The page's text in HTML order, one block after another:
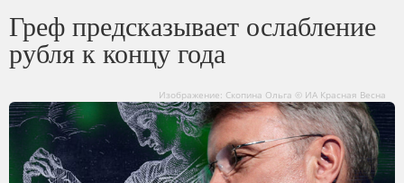
Греф предсказывает ослабление
рубля к концу года
Изображение: Скопина Ольга © ИА Красная Весна